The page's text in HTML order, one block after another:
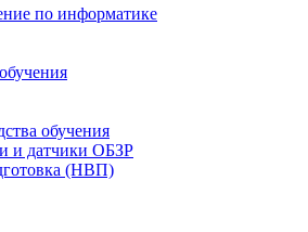
по информатике
обучения
и датчики ОБЗР
(НВП)